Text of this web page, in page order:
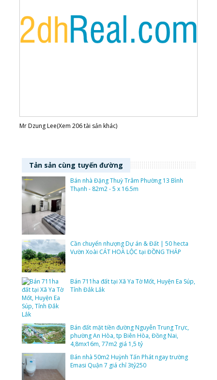
Mr Dzung Lee(Xem 206 tài sản khác)
Tản sản cùng tuyến đường
Bán nhà Đặng Thuỳ Trâm Phường 13 Bình
Thạnh - 82m2 - 5 x 16.5m
Cần chuyển nhượng Dự án & Đất | 50 hecta
Vườn Xoài CÁT HOÀ LỘC tại ĐỒNG THÁP
Bán 711ha đất tại Xã Ya Tờ Mốt, Huyện Ea Súp,
Tỉnh Đắk Lắk
Bán đất mặt tiền đường Nguyễn Trung Trực,
phường An Hòa, tp Biên Hòa, Đồng Nai,
4,8mx16m, 77m2 giá 1,5 tỷ
Bán nhà 50m2 Huỳnh Tấn Phát ngay trường
Emasi Quận 7 giá chỉ 3tỷ250